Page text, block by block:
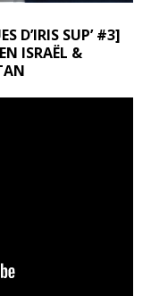
D’IRIS SUP’ #3]
ISRAËL &